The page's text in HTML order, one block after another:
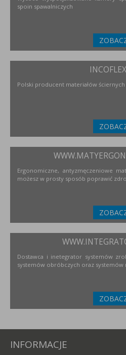
spoin spawalniczych
Polski producent materiałów ściernych
Ergonomiczne, antyzmęczeniowe
możesz w prosty sposób poprawić
Dostawca i inetegrator systemów
systemów obróbczych oraz systemów
INFORMACJE